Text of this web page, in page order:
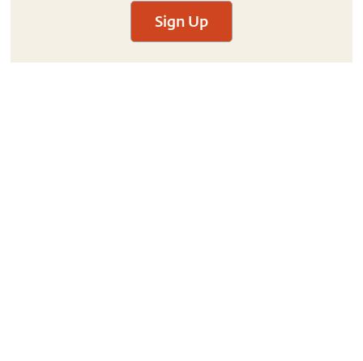
Sign Up